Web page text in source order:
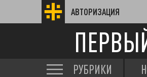
АВТОРИЗАЦИЯ
РУБРИКИ